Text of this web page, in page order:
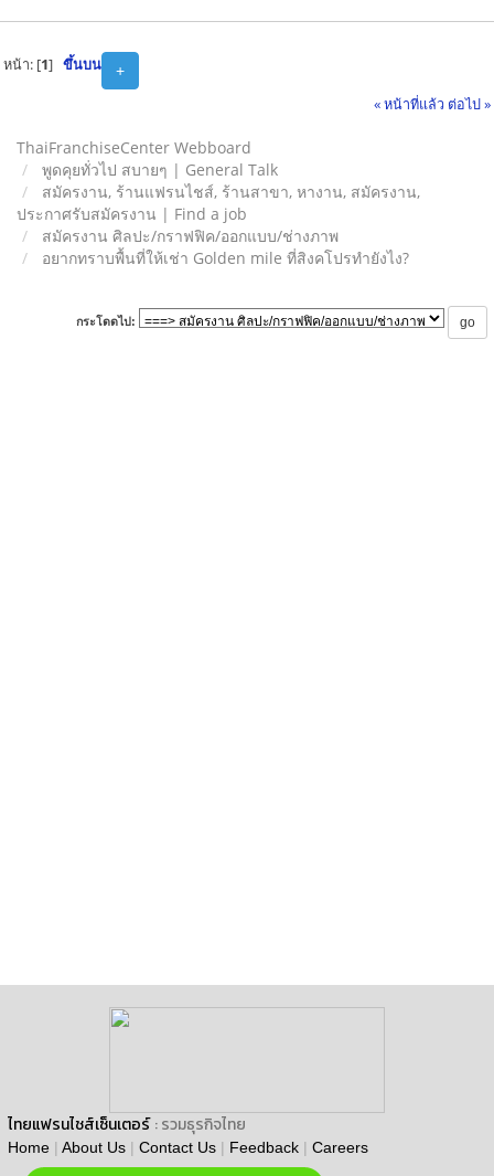
+
หน้า: [1] ขึ้นบน
« หน้าที่แล้ว ต่อไป »
ThaiFranchiseCenter Webboard
พูดคุยทั่วไป สบายๆ | General Talk
สมัครงาน, ร้านแฟรนไชส์, ร้านสาขา, หางาน, สมัครงาน,
ประกาศรับสมัครงาน | Find a job
สมัครงาน ศิลปะ/กราฟฟิค/ออกแบบ/ช่างภาพ
อยากทราบพื้นที่ให้เช่า Golden mile ที่สิงคโปรทำยังไง?
กระโดดไป:
ไทยแฟรนไชส์เซ็นเตอร์ : รวมธุรกิจไทย
Home | About Us | Contact Us | Feedback | Careers